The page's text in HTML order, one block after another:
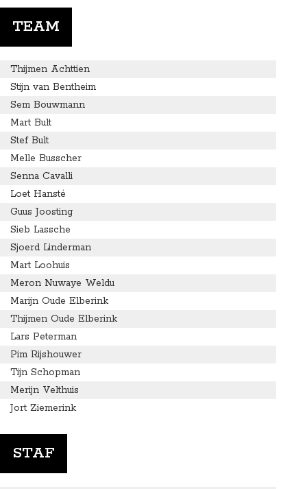
TEAM
Thijmen Achttien
Stijn van Bentheim
Sem Bouwmann
Mart Bult
Stef Bult
Melle Busscher
Senna Cavalli
Loet Hansté
Guus Joosting
Sieb Lassche
Sjoerd Linderman
Mart Loohuis
Meron Nuwaye Weldu
Marijn Oude Elberink
Thijmen Oude Elberink
Lars Peterman
Pim Rijshouwer
Tijn Schopman
Merijn Velthuis
Jort Ziemerink
STAF